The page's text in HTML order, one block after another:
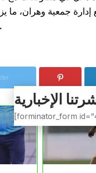
جمعية وهران، ما
حراسة المرمى بلاعب جاهز وذو خبرة.
[forminator_form